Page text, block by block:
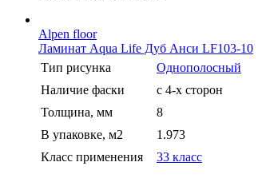
Alpen floor
Ламинат Aqua Life Дуб Анси LF103-10
Тип рисунка
Однополосный
Наличие фаски
с 4-х сторон
Толщина, мм
8
В упаковке, м2
1.973
Класс применения
33 класс